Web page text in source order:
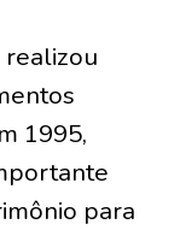
realizou
1995,
para